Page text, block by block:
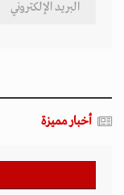
أخبار مميزة